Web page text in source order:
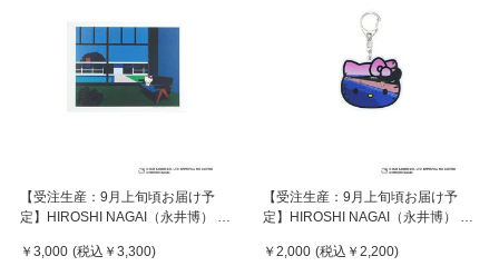
【受注生産：9月上旬頃お届け予
定】HIROSHI NAGAI（永井博） ×
スター / KTHN-PT Untitled 4
￥3,000 (税込 ￥3,300)
【受注生産：9月上旬頃お届け予
定】HIROSHI NAGAI（永井博） ×
KEY HOLDER / KTHN-AKF Untitled
￥2,000 (税込 ￥2,200)